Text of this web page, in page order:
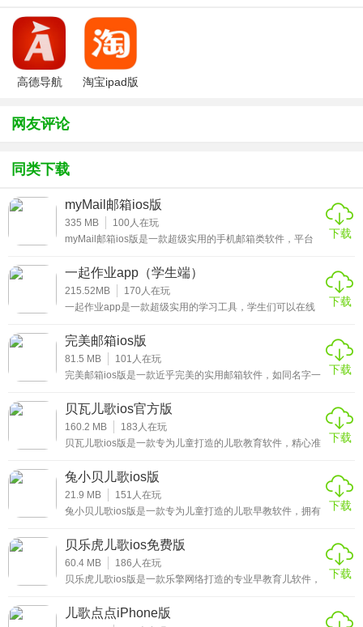
键转发回复、设置定时发送等操作，使用简单。
★myMail邮箱ios版主要功能
1、更智能地搜寻，而非更难
◆ 使用搜索过滤功能来缩小搜索范围
◆ 使用搜索字段和联系人建议来更快地撰写
2、您的收件箱 — 更个人化、可视化
◆ 借助您朋友的头像以及一般服务的图标来更快速浏览邮件
邮件列表外观
3、推送通知 — 根据您的生活、工作或其他方面而定制
◆ 收到新邮件即时通知 — 即使您的电子邮件服务商不支持该
网络、域名或邮件地址来过滤通知
◆ 为每一个账户设置一个“静音时段”以将您的工作与私人生活
★myMail邮箱ios版推荐理由
够同步电脑端的所有信息;
高德导航
淘宝ipad版
网友评论
同类下载
myMail邮箱ios版
335 MB 100人在玩
myMail邮箱ios版是一款超级实用的手机邮箱类软件，平台
以随时方便地收发邮件，对重要邮件也进行重点标记。平台
的存储空间非常大，可以永久保留您需要的邮件内容，并支
持分类管理存储，所有邮件内容都可以在云端保存，完全不
用担心不够用，感兴趣的小伙伴赶紧来下载这款myMail邮箱
下载
一起作业app（学生端）
215.52MB 170人在玩
一起作业app是一款超级实用的学习工具，学生们可以在线
以帮助学生们提高自己的成绩，帮助孩子们轻松的学习，是
你学习过程中必不可少的软件。
下载
完美邮箱ios版
81.5 MB 101 人在玩
完美邮箱ios版是一款近乎完美的实用邮箱软件，如同名字一
用，涵盖所有电脑电子邮件编辑格式和功能，支持插入各种
附件，电子邮件和电脑实时双向数据同步，也可以结合手机
号码快速搜索相关联系人，轻松管理电子邮件列表信息，感
兴趣的小伙伴赶紧来下载这款完美邮箱箱ios版体验吧。
下载
贝瓦儿歌ios官方版
160.2 MB 183 人在玩
贝瓦儿歌ios版是一款专为儿童打造的儿歌教育软件，精心准
观看小猪佩奇等热门正版动画电影以及海量儿歌故事，绘本
大全等您和您的孩子不断探索，让您的孩子学习的过程中，
可以随心所欲地随心所欲地进行学习，让宝爸宝妈可以轻松
地享受育儿，感兴趣的小伙伴赶紧来下载这款贝瓦儿歌ios版
下载
兔小贝儿歌ios版
21.9 MB 151 人在玩
兔小贝儿歌ios版是一款专为儿童打造的儿歌早教软件，拥有
合儿童需求的兔宝宝动画视频软件。将大量儿童歌曲、故
事、古诗等动画片融合在动画片中，以可爱的小兔为形象，
在动画片中放置有一定启迪效果的益智场景，是广大家长们
不容错过的一款手机应用，感兴趣的小伙伴赶紧来下载这款
下载
贝乐虎儿歌ios免费版
60.4 MB 186 人在玩
贝乐虎儿歌ios版是一款乐擎网络打造的专业早教育儿软件，
兄弟的演绎，将儿歌、故事、古诗融为一体，活灵活现的动
画片，学到了有关音乐、节奏、习惯、礼仪的知识，对儿童
下载
儿歌点点iPhone版